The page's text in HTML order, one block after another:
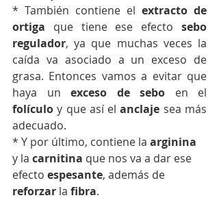
* También contiene el extracto de
ortiga que tiene ese efecto sebo
regulador, ya que muchas veces la
caída va asociado a un exceso de
grasa. Entonces vamos a evitar que
haya un exceso de sebo
folículo y que así el anclaje sea más
adecuado.
* Y por último, contiene la arginina
y la carnitina que nos va a dar ese
efecto espesante, además de
reforzar la fibra.